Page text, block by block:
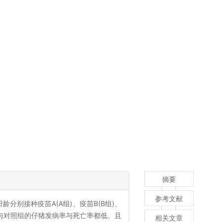
分别接种疫苗A(A组)、疫苗B(B组)、
照组的仔猪发病率与死亡率都低、且
摘要
参考文献
相关文章